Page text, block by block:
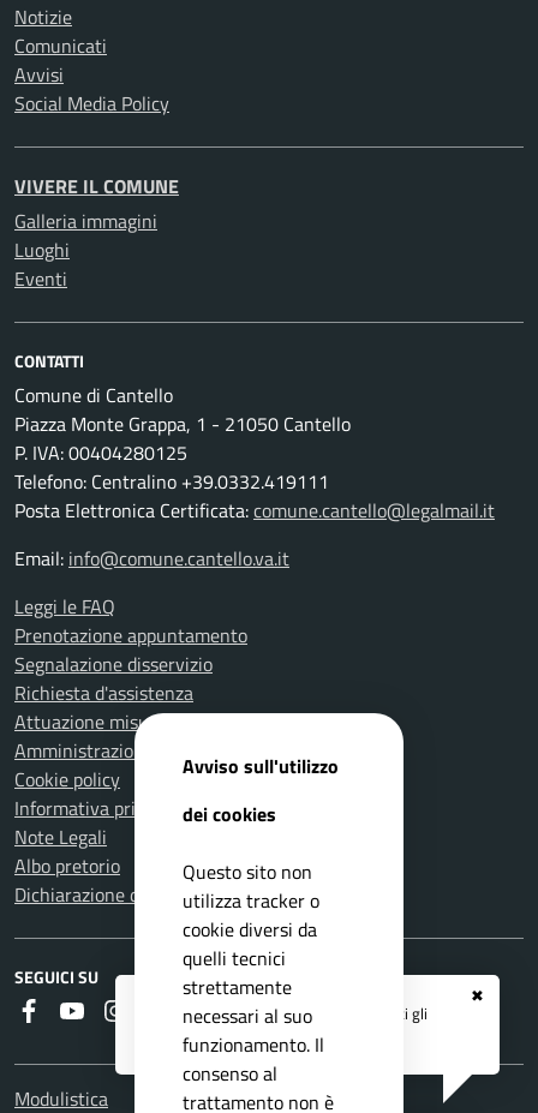
✖
Registrati ai serviziAPP IO
e ricevi tutti gli
aggiornamenti dall'Ente
Notizie
Comunicati
Avvisi
Social Media Policy
VIVERE IL COMUNE
Galleria immagini
Luoghi
Eventi
CONTATTI
Comune di Cantello
Piazza Monte Grappa, 1 - 21050 Cantello
P. IVA: 00404280125
Telefono: Centralino +39.0332.419111
Posta Elettronica Certificata:comune.cantello@legalmail.it
Email: info@comune.cantello.va.it
Leggi le FAQ
Prenotazione appuntamento
Segnalazione disservizio
Richiesta d'assistenza
Attuazione misure PNRR
Amministrazione trasparente
Cookie policy
Informativa privacy
Note Legali
Albo pretorio
Dichiarazione di accessibilità
SEGUICI SU
FaceboookYoutubeInstagram
RSS
Modulistica
Avviso sull'utilizzo
dei cookies
Questo sito non
utilizza tracker o
cookie diversi da
quelli tecnici
strettamente
necessari al suo
funzionamento. Il
consenso al
trattamento non è